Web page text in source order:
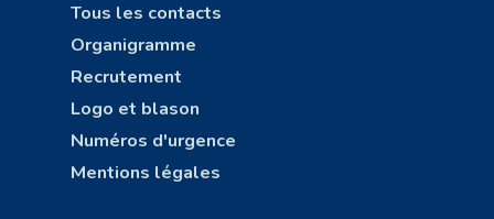
Tous les contacts
Organigramme
Recrutement
Logo et blason
Numéros d'urgence
Mentions légales